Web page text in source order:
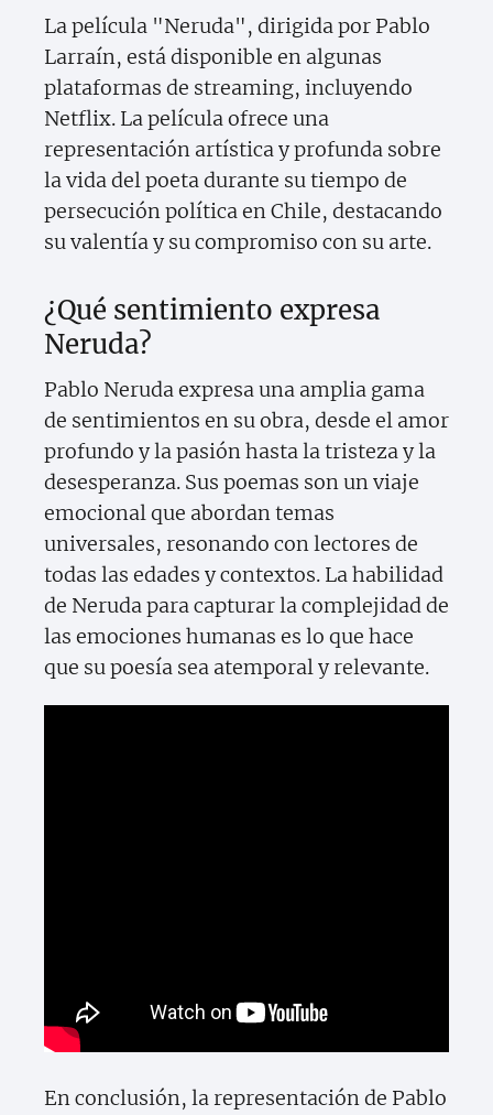
La película "Neruda", dirigida por Pablo
Larraín, está disponible en algunas
plataformas de streaming, incluyendo
Netflix. La película ofrece una
representación artística y profunda sobre
la vida del poeta durante su tiempo de
persecución política en Chile, destacando
su valentía y su compromiso con su arte.
¿Qué sentimiento expresa
Neruda?
Pablo Neruda expresa una amplia gama
de sentimientos en su obra, desde el amor
profundo y la pasión hasta la tristeza y la
desesperanza. Sus poemas son un viaje
emocional que abordan temas
universales, resonando con lectores de
todas las edades y contextos. La habilidad
de Neruda para capturar la complejidad de
las emociones humanas es lo que hace
que su poesía sea atemporal y relevante.
En conclusión, la representación de Pablo